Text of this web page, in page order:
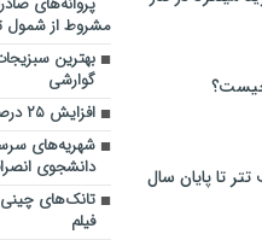
چیست؟
تا پایان سال
مشروط از شمول
بهترین
گوارشی
افزایش ۲۵ درصدی واردات کالای اساسی
دانشجوی
تانک‌های
فیلم